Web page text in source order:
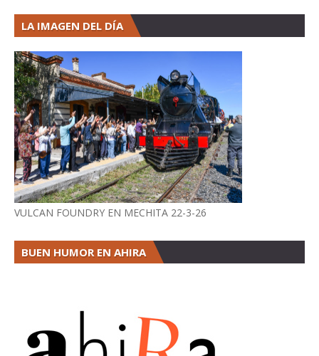
LA IMAGEN DEL DÍA
VULCAN FOUNDRY EN MECHITA 22-3-26
BUEN HUMOR EN AHIRA